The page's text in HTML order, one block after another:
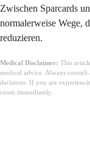
Zwischen Sparcards
normalerweise Wege,
reduzieren.
Medical Disclaimer: This
medical advice. Always
decisions. If you are
room immediately.